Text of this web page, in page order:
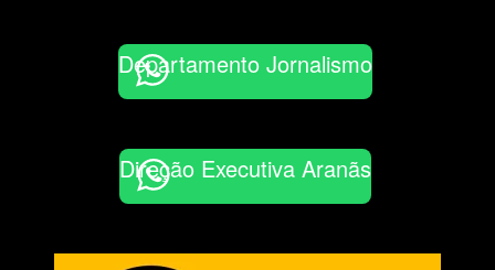
Departamento Jornalismo
Direção Executiva Aranãs